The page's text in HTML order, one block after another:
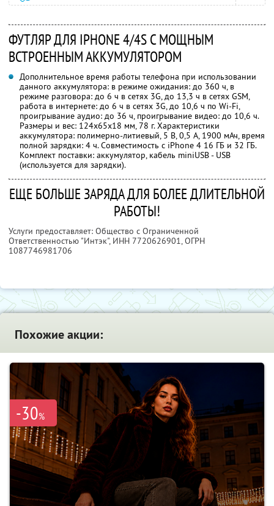
ФУТЛЯР ДЛЯ IPHONE 4/4S С МОЩНЫМ
ВСТРОЕННЫМ АККУМУЛЯТОРОМ
Дополнительное время работы телефона при использовании
данного аккумулятора: в режиме ожидания: до 360 ч, в
режиме разговора: до 6 ч в сетях 3G, до 13,3 ч в сетях GSM,
работа в интернете: до 6 ч в сетях 3G, до 10,6 ч по Wi-Fi,
проигрывание аудио: до 36 ч, проигрывание видео: до 10,6 ч.
Размеры и вес: 124х65х18 мм, 78 г. Характеристики
аккумулятора: полимерно-литиевый, 5 В, 0,5 А, 1900 мАч, время
полной зарядки: 4 ч. Совместимость с iPhone 4 16 ГБ и 32 ГБ.
Комплект поставки: аккумулятор, кабель miniUSB - USB
(используется для зарядки).
ЕЩЕ БОЛЬШЕ ЗАРЯДА ДЛЯ БОЛЕЕ ДЛИТЕЛЬНОЙ
РАБОТЫ!
Услуги предоставляет: Общество с Ограниченной
Ответственностью "Интэк", ИНН 7720626901, ОГРН
1087746981706
Похожие акции:
-30%